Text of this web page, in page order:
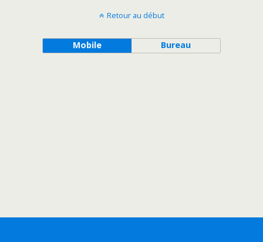
Retour au début
Mobile Bureau